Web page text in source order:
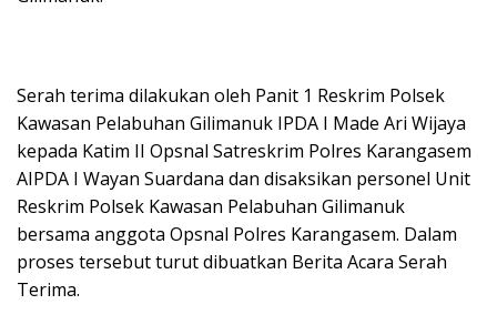
Serah terima dilakukan oleh Panit 1 Reskrim Polsek
Kawasan Pelabuhan Gilimanuk IPDA I Made Ari Wijaya
kepada Katim II Opsnal Satreskrim Polres Karangasem
AIPDA I Wayan Suardana dan disaksikan personel Unit
Reskrim Polsek Kawasan Pelabuhan Gilimanuk
bersama anggota Opsnal Polres Karangasem. Dalam
proses tersebut turut dibuatkan Berita Acara Serah
Terima.